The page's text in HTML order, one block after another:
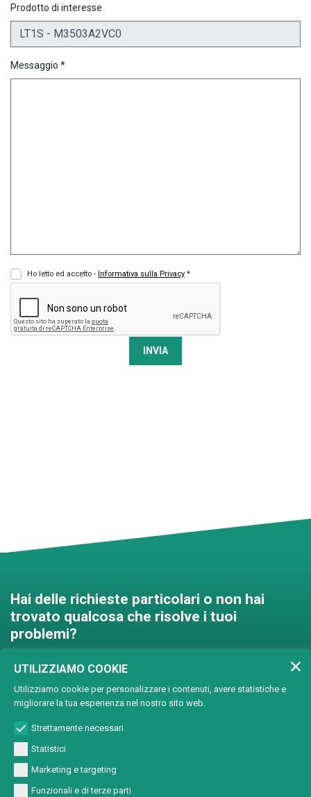
Prodotto di interesse
Messaggio *
Ho letto ed accetto - Informativa sulla Privacy *
INVIA
Hai delle richieste particolari o non hai
trovato qualcosa che risolve i tuoi
problemi?
Contattaci e troveremo una
soluzione insieme!
Soluzioni personalizzate
UTILIZZIAMO COOKIE
Utilizziamo cookie per personalizzare i contenuti, avere statistiche e
migliorare la tua esperienza nel nostro sito web.
Strettamente necessari
Statistici
Marketing e targeting
Funzionali e di terze parti